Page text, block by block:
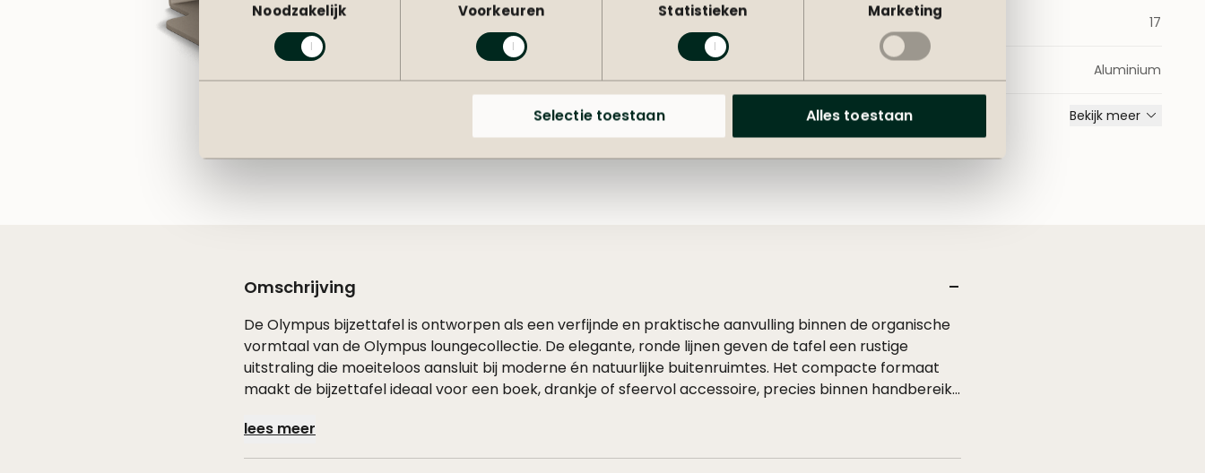
Noodzakelijk
Voorkeuren Statistieken Marketing
Selectie toestaan Alles toestaan
17
Aluminium
Bekijk meer
Omschrijving
De Olympus bijzettafel is ontworpen als een verfijnde en praktische aanvulling binnen de organische
vormtaal van de Olympus loungecollectie. De elegante, ronde lijnen geven de tafel een rustige
uitstraling die moeiteloos aansluit bij moderne én natuurlijke buitenruimtes. Het compacte formaat
maakt de bijzettafel ideaal voor een boek, drankje of sfeervol accessoire, precies binnen handbereik
lees meer